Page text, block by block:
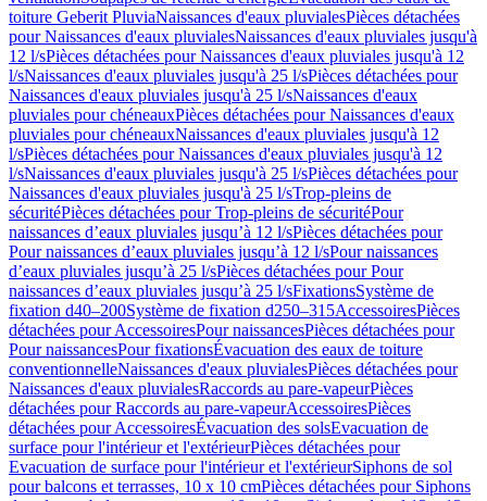
toiture Geberit PluviaNaissances d'eaux pluvialesPièces détachées
pour Naissances d'eaux pluvialesNaissances d'eaux pluviales jusqu'à
12 l/sPièces détachées pour Naissances d'eaux pluviales jusqu'à 12
l/sNaissances d'eaux pluviales jusqu'à 25 l/sPièces détachées pour
Naissances d'eaux pluviales jusqu'à 25 l/sNaissances d'eaux
pluviales pour chéneauxPièces détachées pour Naissances d'eaux
pluviales pour chéneauxNaissances d'eaux pluviales jusqu'à 12
l/sPièces détachées pour Naissances d'eaux pluviales jusqu'à 12
l/sNaissances d'eaux pluviales jusqu'à 25 l/sPièces détachées pour
Naissances d'eaux pluviales jusqu'à 25 l/sTrop-pleins de
sécuritéPièces détachées pour Trop-pleins de sécuritéPour
naissances d’eaux pluviales jusqu’à 12 l/sPièces détachées pour
Pour naissances d’eaux pluviales jusqu’à 12 l/sPour naissances
d’eaux pluviales jusqu’à 25 l/sPièces détachées pour Pour
naissances d’eaux pluviales jusqu’à 25 l/sFixationsSystème de
fixation d40–200Système de fixation d250–315AccessoiresPièces
détachées pour AccessoiresPour naissancesPièces détachées pour
Pour naissancesPour fixationsÉvacuation des eaux de toiture
conventionnelleNaissances d'eaux pluvialesPièces détachées pour
Naissances d'eaux pluvialesRaccords au pare-vapeurPièces
détachées pour Raccords au pare-vapeurAccessoiresPièces
détachées pour AccessoiresÉvacuation des solsEvacuation de
surface pour l'intérieur et l'extérieurPièces détachées pour
Evacuation de surface pour l'intérieur et l'extérieurSiphons de sol
pour balcons et terrasses, 10 x 10 cmPièces détachées pour Siphons